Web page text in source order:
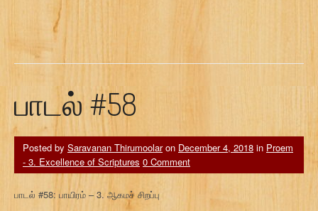
பாடல் #58
Posted by Saravanan Thirumoolaron December 4, 2018 in Proem
- 3. Excellence of Scriptures 0 Comment
பாடல் #58: பாயிரம் – 3. ஆகமச் சிறப்பு